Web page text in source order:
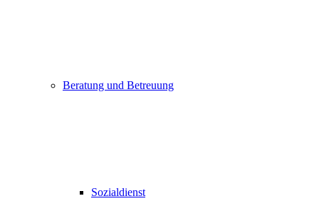
Beratung und Betreuung
Sozialdienst